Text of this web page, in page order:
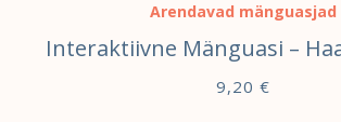
Arendavad mänguasjad
Interaktiivne Mänguasi –
9,20 €